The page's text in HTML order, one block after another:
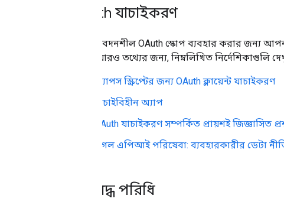
OAuth যাচাইকরণ
কিছু সংবেদনশীল OAuth স্কোপ ব্যবহার করার জন্য
পারে। আরও তথ্যের জন্য, নিম্নলিখিত নির্দেশিকাগুলি
অ্যাপস স্ক্রিপ্টের জন্য OAuth ক্লায়েন্ট যাচাইকরণ
যাচাইবিহীন অ্যাপ
OAuth যাচাইকরণ সম্পর্কিত প্রায়শই জিজ্ঞাসিত
গুগল এপিআই পরিষেবা: ব্যবহারকারীর ডেটা
সীমাবদ্ধ পরিধি